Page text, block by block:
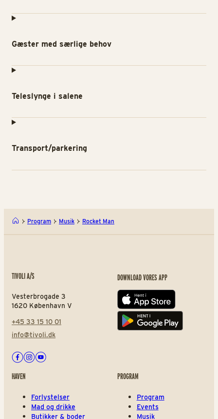
Gæster med særlige behov
Teleslynge i salene
Transport/parkering
Program Musik Rocket Man
TIVOLI A/S
Vesterbrogade 3
1620 København V
+45 33 15 10 01
info@tivoli.dk
Facebook
Instagram
Youtube
DOWNLOAD VORES APP
App store
Play store
HAVEN
Forlystelser
Mad og drikke
Butikker & boder
PROGRAM
Program
Events
Musik